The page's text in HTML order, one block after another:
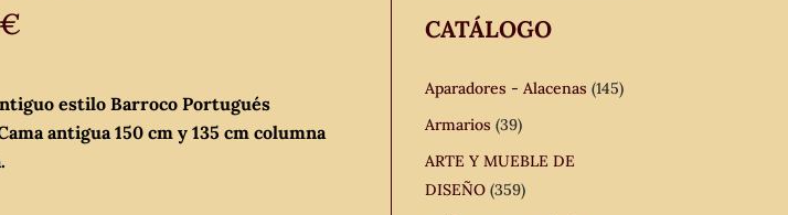
€
estilo Barroco Portugués
antigua 150 cm y 135 cm columna
CATÁLOGO
Aparadores - Alacenas (145)
Armarios (39)
ARTE Y MUEBLE DE
DISEÑO (359)